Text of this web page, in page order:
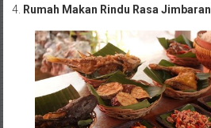
Rumah Makan Rindu Rasa Jimbaran